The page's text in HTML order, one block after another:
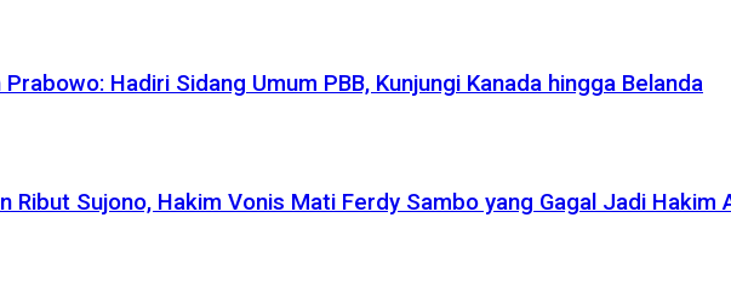
Hadiri Sidang Umum PBB, Kunjungi Kanada hingga Belanda
Ribut Sujono, Hakim Vonis Mati Ferdy Sambo yang Gagal Jadi Hakim